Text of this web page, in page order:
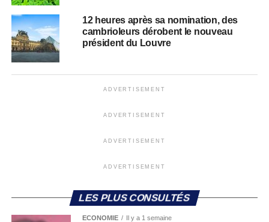
12 heures après sa nomination, des
cambrioleurs dérobent le nouveau
président du Louvre
ADVERTISEMENT
ADVERTISEMENT
ADVERTISEMENT
ADVERTISEMENT
LES PLUS CONSULTÉS
ECONOMIE Il y a 1 semaine